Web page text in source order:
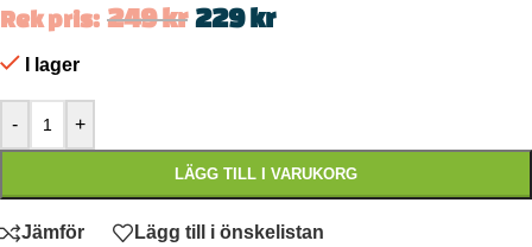
Rek pris: 249kr 229kr
I lager
- +
LÄGG TILL I VARUKORG
Jämför Lägg till i önskelistan